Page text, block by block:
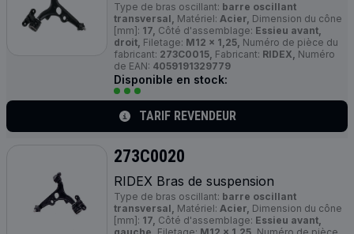
Type de bras oscillant: barre oscillant
transversal, Matériel: Acier, Dimension du cône
[mm]: 17, Côté d'assemblage: Essieu avant,
droit, Filetage: M12 x 1,25, Numéro de pièce du
fabricant: 273C0015, Fabricant: RIDEX, Numéro
de EAN: 4059191329779
Disponible en stock:
TARIF REVENDEUR
273C0020
RIDEX Bras de suspension
Type de bras oscillant: barre oscillant
transversal, Matériel: Acier, Dimension du cône
[mm]: 17, Côté d'assemblage: Essieu avant,